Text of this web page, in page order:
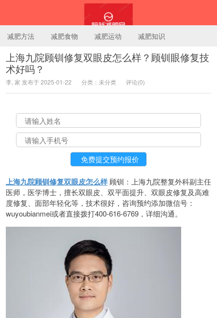
减肥方法 减肥食物 减肥运动 减肥知识
上海九院顾钏修复双眼皮怎么样？顾钏眼修复技
术好吗？
李, 家 发布于 2025-01-22 分类：未分类 评论(0)
上海九院顾钏修复双眼皮怎么样 顾钏：上海九院整复外科副主任
医师，医学博士，擅长双眼皮、双平面提升、双眼皮修复及高难
度修复、面部年轻化等，技术很好，咨询预约添加微信号：
wuyoubianmei或者直接拨打400-616-6769，详细沟通。